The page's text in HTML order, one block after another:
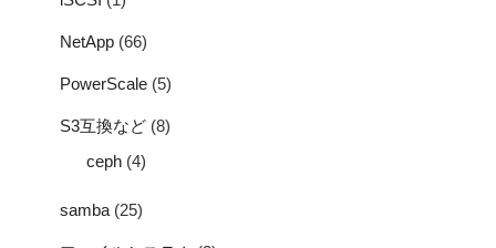
NetApp (66)
PowerScale (5)
S3互換など (8)
ceph (4)
samba (25)